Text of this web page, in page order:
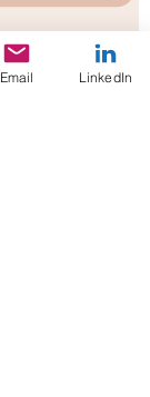
Email LinkedIn